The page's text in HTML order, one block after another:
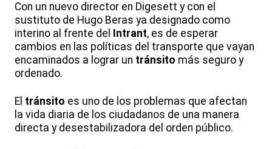
Con un nuevo director en Digesett y con el
sustituto de Hugo Beras ya designado como
interino al frente del
Intrant, es de esperar
cambios en las políticas del transporte que vayan
encaminados a lograr un tránsito más seguro y
ordenado.
El tránsito es uno de los problemas que afectan
la vida diaria de los ciudadanos de una manera
directa y desestabilizadora del orden público.